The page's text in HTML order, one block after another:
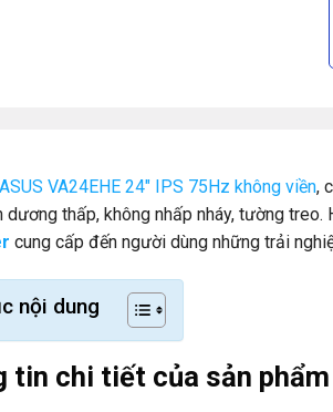
VA24EHE 24″ IPS 75Hz không viền,
dương thấp, không nhấp nháy, tường
cung cấp đến người dùng những trải
nội dung
tin chi tiết của sản phẩm